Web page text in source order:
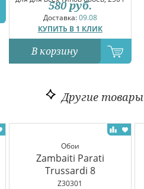
Доставка:09.08
КУПИТЬ В 1 КЛИК
580 руб.
В корзину
Другие
Обои
Zambaiti Parati
Trussardi 8
Z30301